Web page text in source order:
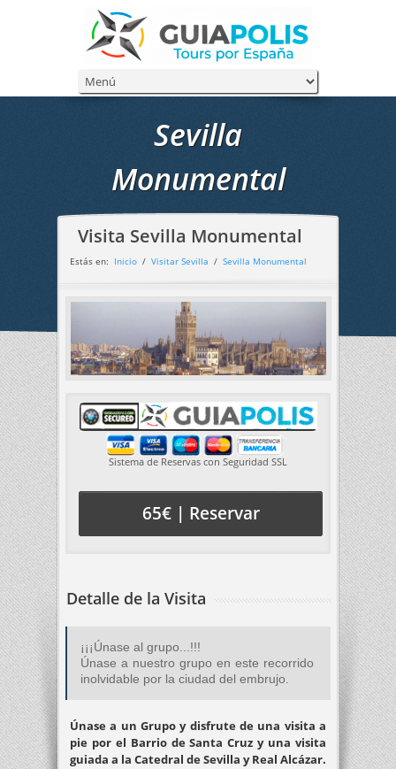
Sevilla
Monumental
Visita Sevilla Monumental
Estás en: Inicio / Visitar Sevilla / Sevilla Monumental
Sistema de Reservas con Seguridad SSL
65€ | Reservar
Detalle de la Visita
¡¡¡Únase al grupo...!!!
Únase a nuestro grupo en este recorrido
inolvidable por la ciudad del embrujo.
Únase a un Grupo y disfrute de una visita a
pie por el Barrio de Santa Cruz y una visita
guiada a la Catedral de Sevilla y Real Alcázar.